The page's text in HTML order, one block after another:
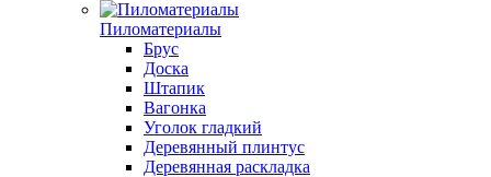
Пиломатериалы
Брус
Доска
Штапик
Вагонка
Уголок гладкий
Деревянный плинтус
Деревянная раскладка